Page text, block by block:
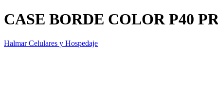
CASE BORDE COLOR P40
Halmar Celulares y Hospedaje